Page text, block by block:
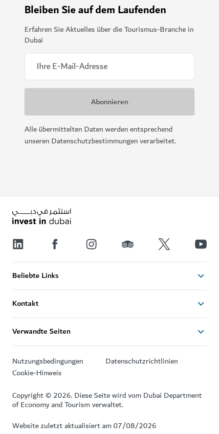
Bleiben Sie auf dem Laufenden
Erfahren Sie Aktuelles über die Tourismus-Branche in
Dubai
Alle übermittelten Daten werden entsprechend
unseren Datenschutzbestimmungen verarbeitet.
Beliebte Links
Kontakt
Verwandte Seiten
Nutzungsbedingungen
Datenschutzrichtlinien
Cookie-Hinweis
Copyright © 2026. Diese Seite wird vom Dubai Department
of Economy and Tourism verwaltet.
Website zuletzt aktualisiert am 07/08/2026